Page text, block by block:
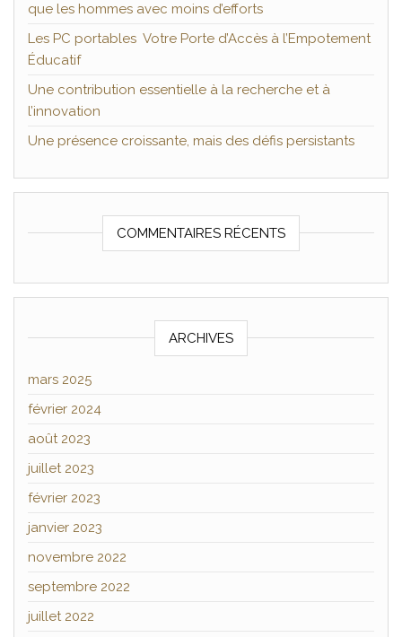
que les hommes avec moins d’efforts
Les PC portables Votre Porte d’Accès à l’Empotement
Éducatif
Une contribution essentielle à la recherche et à
l’innovation
Une présence croissante, mais des défis persistants
COMMENTAIRES RÉCENTS
ARCHIVES
mars 2025
février 2024
août 2023
juillet 2023
février 2023
janvier 2023
novembre 2022
septembre 2022
juillet 2022